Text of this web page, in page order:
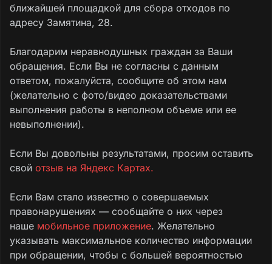
ближайшей площадкой для сбора отходов по
адресу Замятина, 28.
Благодарим неравнодушных граждан за Ваши
обращения. Если Вы не согласны с данным
ответом, пожалуйста, сообщите об этом нам
(желательно с фото/видео доказательствами
выполнения работы в неполном объеме или ее
невыполнении).
Если Вы довольны результатами, просим оставить
свой отзыв на Яндекс Картах.
Если Вам стало известно о совершаемых
правонарушениях — сообщайте о них через
наше мобильное приложение. Желательно
указывать максимальное количество информации
при обращении, чтобы с большей вероятностью